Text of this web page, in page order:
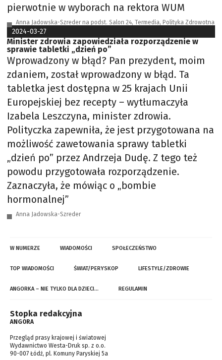
pierwotnie w wyborach na rektora WUM
Anna Jadowska-Szreder na podst. Salon 24, Termedia, Polityka Zdrowotna
2024-03-27
Minister zdrowia zapowiedziała rozporządzenie w
sprawie tabletki „dzień po”
Wprowadzony w błąd? Pan prezydent, moim
zdaniem, został wprowadzony w błąd. Ta
tabletka jest dostępna w 25 krajach Unii
Europejskiej bez recepty – wytłumaczyła
Izabela Leszczyna, minister zdrowia.
Polityczka zapewniła, że jest przygotowana na
możliwość zawetowania sprawy tabletki
„dzień po” przez Andrzeja Dudę. Z tego też
powodu przygotowała rozporządzenie.
Zaznaczyła, że mówiąc o „bombie
hormonalnej”
Anna Jadowska-Szreder
W NUMERZE WIADOMOŚCI SPOŁECZEŃSTWO
TOP WIADOMOŚCI ŚWIAT/PERYSKOP LIFESTYLE/ZDROWIE
ANGORKA – NIE TYLKO DLA DZIECI… REGULAMIN
Stopka redakcyjna
ANGORA
Przegląd prasy krajowej i światowej
Wydawnictwo Westa-Druk sp. z o.o.
90-007 Łódź, pl. Komuny Paryskiej 5a